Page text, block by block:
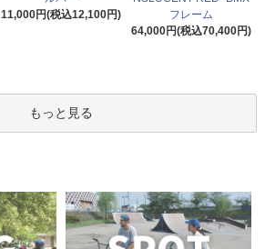
11,000円(税込12,100円)
フレーム
64,000円(税込70,400円)
もっと見る